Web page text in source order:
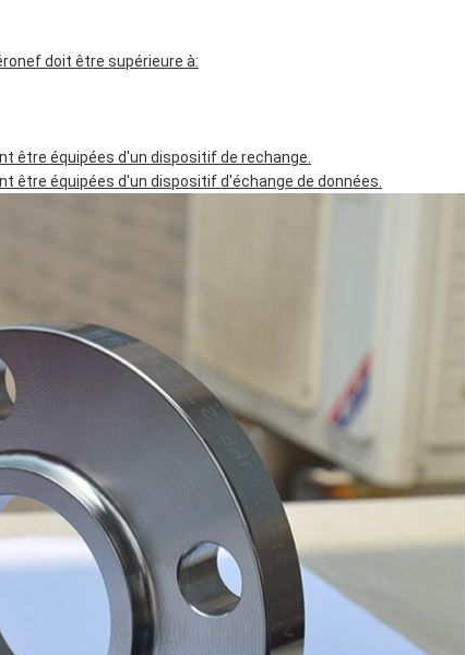
doit être supérieure à:
être équipées d'un dispositif de rechange.
être équipées d'un dispositif d'échange de données.